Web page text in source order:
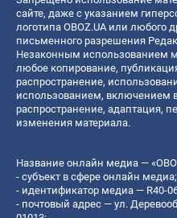
сайте, даже с указанием
логотипа OBOZ.UA или любого
письменного разрешения
Незаконным использованием
любое копирование,
распространение,
использованием, включением в
распространение, адаптация,
изменения материала.
Название онлайн медиа —
- субъект в сфере онлайн медиа;
- идентификатор медиа — R40-
- почтовый адрес — ул.